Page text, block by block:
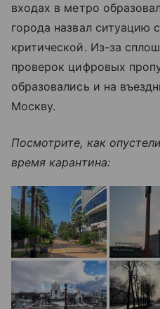
входах в метро
города назвал ситуацию
критической. Из-за
проверок цифровых
образовались и на
Москву.
Посмотрите, как
время карантина: